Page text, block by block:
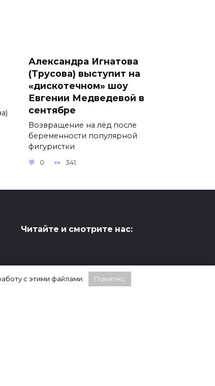
Александра Игнатова
(Трусова) выступит на
«дискотечном» шоу
Евгении Медведевой в
сентябре
Возвращение на лёд после
беременности популярной
фигуристки
0 341
Читайте и смотрите нас:
с этими файлами. Понятно.